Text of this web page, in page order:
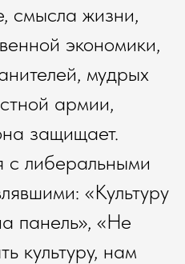
смысла жизни,
экономики,
мудрых
армии,
защищает.
с либеральными
«Культуру
панель», «Не
культуру, нам